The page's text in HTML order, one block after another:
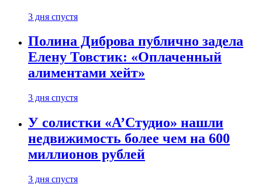
3 дня спустя
Полина Диброва публично задела
Елену Товстик: «Оплаченный
алиментами хейт»
3 дня спустя
У солистки «А’Студио» нашли
недвижимость более чем на 600
миллионов рублей
3 дня спустя